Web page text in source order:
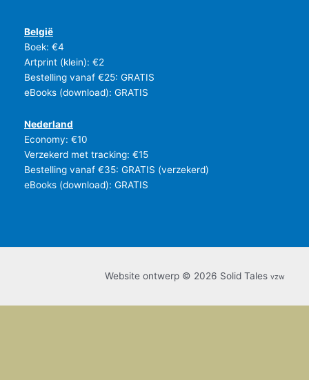
België
Boek: €4
Artprint (klein): €2
Bestelling vanaf €25: GRATIS
eBooks (download): GRATIS
Nederland
Economy: €10
Verzekerd met tracking: €15
Bestelling vanaf €35: GRATIS (verzekerd)
eBooks (download): GRATIS
Website ontwerp © 2026 Solid Tales vzw